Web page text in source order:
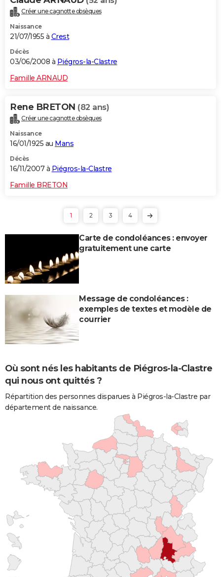
Créer une cagnotte obsèques
Naissance
21/07/1955 à Crest
Décès
03/06/2008 à Piégros-la-Clastre
Famille ARNAUD
Rene BRETON (82 ans)
Créer une cagnotte obsèques
Naissance
16/01/1925 au Mans
Décès
16/11/2007 à Piégros-la-Clastre
Famille BRETON
1 2 3 4
Carte de condoléances : envoyer
gratuitement une carte
Message de condoléances :
exemples de textes et modèle de
courrier
Où sont nés les habitants de Piégros-la-Clastre
qui nous ont quittés ?
Répartition des personnes disparues à Piégros-la-Clastre par
département de naissance.